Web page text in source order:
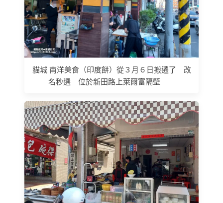
貓城 南洋美食（印度餅）從３月６日搬遷了 改
名秒選 位於新田路上萊爾富隔壁